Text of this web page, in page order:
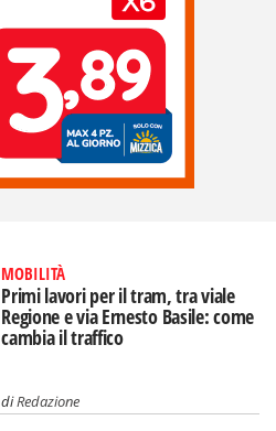
MOBILITÀ
Primi lavori per il tram, tra viale
Regione e via Ernesto Basile: come
cambia il traffico
diRedazione